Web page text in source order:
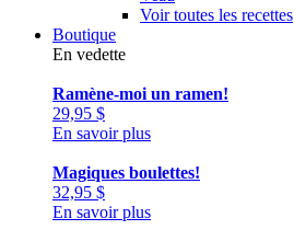
Voir toutes les recettes
Boutique
En vedette
Ramène-moi un ramen!
29,95 $
En savoir plus
Magiques boulettes!
32,95 $
En savoir plus